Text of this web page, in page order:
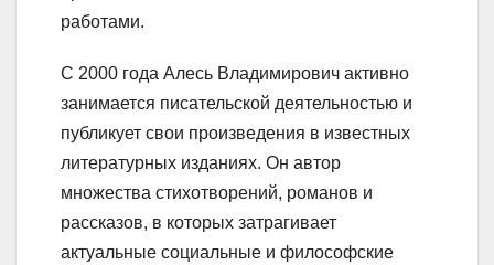
работами.
С 2000 года Алесь Владимирович активно
занимается писательской деятельностью и
публикует свои произведения в известных
литературных изданиях. Он автор
множества стихотворений, романов и
рассказов, в которых затрагивает
актуальные социальные и философские